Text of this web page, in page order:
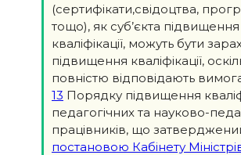
(сертифікати,свідоцтва,
тощо), як суб’єкта підвищення
кваліфікації, можуть бути
підвищення кваліфікації,
повністю відповідають
13 Порядку підвищення
педагогічних та науково-
працівників, що
постановою Кабінету